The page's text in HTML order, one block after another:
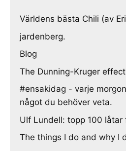
Världens bästa Chili (av
jardenberg.
Blog
The Dunning-Kruger
#ensakidag - varje
något du behöver veta.
Ulf Lundell: topp 100
The things I do and why I